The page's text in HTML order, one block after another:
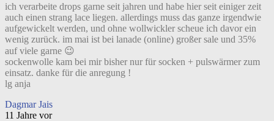
ich verarbeite drops garne seit jahren und habe hier seit einiger zeit
auch einen strang lace liegen. allerdings muss das ganze irgendwie
aufgewickelt werden, und ohne wollwickler scheue ich davor ein
wenig zurück. im mai ist bei lanade (online) großer sale und 35%
auf viele garne 😉
sockenwolle kam bei mir bisher nur für socken + pulswärmer zum
einsatz. danke für die anregung !
lg anja
Dagmar Jais
11 Jahre vor